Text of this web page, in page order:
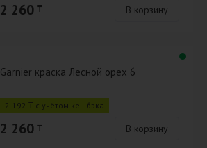
2 260 ₸ В корзину
Garnier краска Лесной орех 6
2 192 ₸ с учётом кешбэка
2 260 ₸ В корзину